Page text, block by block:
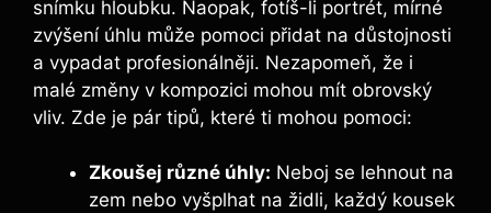
snímku hloubku. Naopak, fotíš-li portrét, mírné
zvýšení úhlu může pomoci přidat na důstojnosti
a vypadat profesionálněji. Nezapomeň, že i
malé změny v kompozici mohou mít obrovský
vliv. Zde je pár tipů, které ti mohou pomoci:
Zkoušej různé úhly: Neboj se lehnout na
zem nebo vyšplhat na židli, každý kousek